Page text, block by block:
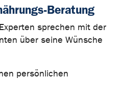
Beratung
sprechen mit der
über seine Wünsche
persönlichen